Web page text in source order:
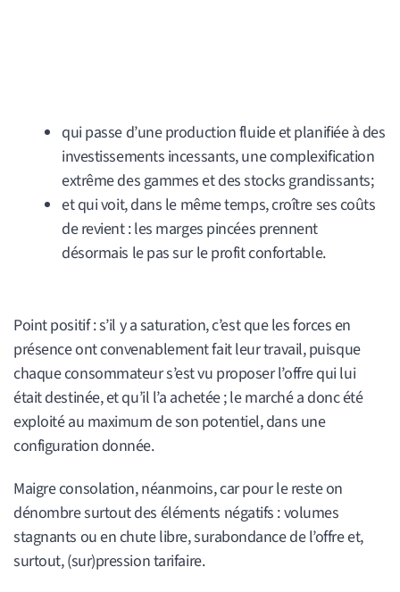
qui passe d’une production fluide et planifiée à des
investissements incessants, une complexification
extrême des gammes et des stocks grandissants;
et qui voit, dans le même temps, croître ses coûts
de revient : les marges pincées prennent
désormais le pas sur le profit confortable.
Point positif : s’il y a saturation, c’est que les forces en
présence ont convenablement fait leur travail, puisque
chaque consommateur s’est vu proposer l’offre qui lui
était destinée, et qu’il l’a achetée ; le marché a donc été
exploité au maximum de son potentiel, dans une
configuration donnée.
Maigre consolation, néanmoins, car pour le reste on
dénombre surtout des éléments négatifs : volumes
stagnants ou en chute libre, surabondance de l’offre et,
surtout, (sur)pression tarifaire.